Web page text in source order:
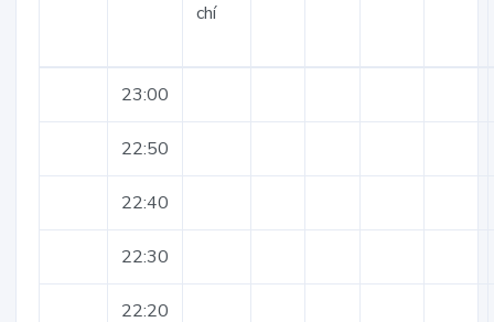
chí
23:00
22:50
22:40
22:30
22:20